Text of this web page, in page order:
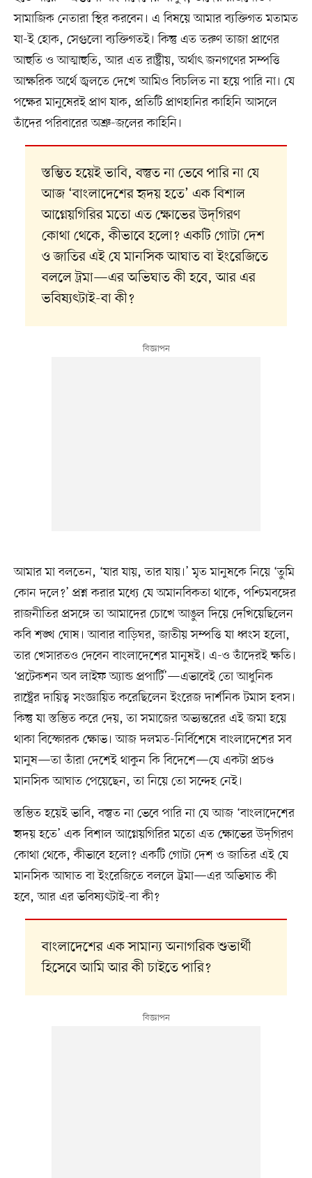
সামাজিক নেতারা স্থির করবেন। এ বিষয়ে আমার ব্যক্তিগত মতামত
যা-ই হোক, সেগুলো ব্যক্তিগতই। কিন্তু এত তরুণ তাজা প্রাণের
আহুতি ও আত্মাহুতি, আর এত রাষ্ট্রীয়, অর্থাৎ জনগণের সম্পত্তি
আক্ষরিক অর্থে জ্বলতে দেখে আমিও বিচলিত না হয়ে পারি না। যে
পক্ষের মানুষেরই প্রাণ যাক, প্রতিটি প্রাণহানির কাহিনি আসলে
তাঁদের পরিবারের অশ্রু-জলের কাহিনি।
স্তম্ভিত হয়েই ভাবি, বস্তুত না ভেবে পারি না যে
আজ ‘বাংলাদেশের হৃদয় হতে’ এক বিশাল
আগ্নেয়গিরির মতো এত ক্ষোভের উদ্‌গিরণ
কোথা থেকে, কীভাবে হলো? একটি গোটা দেশ
ও জাতির এই যে মানসিক আঘাত বা ইংরেজিতে
বললে ট্রমা—এর অভিঘাত কী হবে, আর এর
ভবিষ্যৎটাই-বা কী?
আমার মা বলতেন, ‘যার যায়, তার যায়।’ মৃত মানুষকে নিয়ে ‘তুমি
কোন দলে?’ প্রশ্ন করার মধ্যে যে অমানবিকতা থাকে, পশ্চিমবঙ্গের
রাজনীতির প্রসঙ্গে তা আমাদের চোখে আঙুল দিয়ে দেখিয়েছিলেন
কবি শঙ্খ ঘোষ। আবার বাড়িঘর, জাতীয় সম্পত্তি যা ধ্বংস হলো,
তার খেসারতও দেবেন বাংলাদেশের মানুষই। এ-ও তাঁদেরই ক্ষতি।
‘প্রটেকশন অব লাইফ অ্যান্ড প্রপার্টি’—এভাবেই তো আধুনিক
রাষ্ট্রের দায়িত্ব সংজ্ঞায়িত করেছিলেন ইংরেজ দার্শনিক টমাস হবস।
কিন্তু যা স্তম্ভিত করে দেয়, তা সমাজের অভ্যন্তরের এই জমা হয়ে
থাকা বিস্ফোরক ক্ষোভ। আজ দলমত-নির্বিশেষে বাংলাদেশের সব
মানুষ—তা তাঁরা দেশেই থাকুন কি বিদেশে—যে একটা প্রচণ্ড
মানসিক আঘাত পেয়েছেন, তা নিয়ে তো সন্দেহ নেই।
স্তম্ভিত হয়েই ভাবি, বস্তুত না ভেবে পারি না যে আজ ‘বাংলাদেশের
হৃদয় হতে’ এক বিশাল আগ্নেয়গিরির মতো এত ক্ষোভের উদ্‌গিরণ
কোথা থেকে, কীভাবে হলো? একটি গোটা দেশ ও জাতির এই যে
মানসিক আঘাত বা ইংরেজিতে বললে ট্রমা—এর অভিঘাত কী
হবে, আর এর ভবিষ্যৎটাই-বা কী?
বাংলাদেশের এক সামান্য অনাগরিক শুভার্থী
হিসেবে আমি আর কী চাইতে পারি?